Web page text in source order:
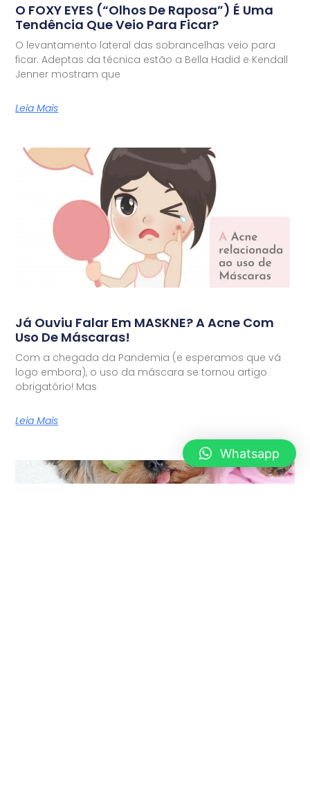
O FOXY EYES (“olhos De Raposa”) É Uma
Tendência Que Veio Para Ficar?
O levantamento lateral das sobrancelhas veio para
ficar. Adeptas da técnica estão a Bella Hadid e Kendall
Jenner mostram que
Leia Mais
Já Ouviu Falar Em MASKNE? A Acne Com
Uso De Máscaras!
Com a chegada da Pandemia (e esperamos que vá
logo embora), o uso da máscara se tornou artigo
obrigatório! Mas
Leia Mais
Whatsapp